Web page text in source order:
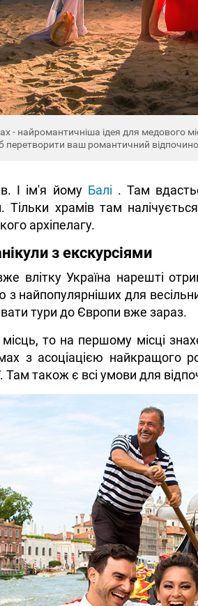
- найромантичніша ідея для медового
перетворити ваш романтичний
І ім'я йому Балі . Там
Тільки храмів там
архіпелагу.
з екскурсіями
влітку Україна нарешті
з найпопулярніших для
тури до Європи вже зараз.
то на першому місці
з асоціацією найкращого
Там також є всі умови для